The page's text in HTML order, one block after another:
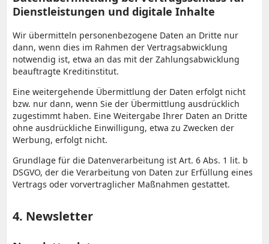
Dienstleistungen und digitale Inhalte
Wir übermitteln personenbezogene Daten an Dritte nur
dann, wenn dies im Rahmen der Vertragsabwicklung
notwendig ist, etwa an das mit der Zahlungsabwicklung
beauftragte Kreditinstitut.
Eine weitergehende Übermittlung der Daten erfolgt nicht
bzw. nur dann, wenn Sie der Übermittlung ausdrücklich
zugestimmt haben. Eine Weitergabe Ihrer Daten an Dritte
ohne ausdrückliche Einwilligung, etwa zu Zwecken der
Werbung, erfolgt nicht.
Grundlage für die Datenverarbeitung ist Art. 6 Abs. 1 lit. b
DSGVO, der die Verarbeitung von Daten zur Erfüllung eines
Vertrags oder vorvertraglicher Maßnahmen gestattet.
4. Newsletter